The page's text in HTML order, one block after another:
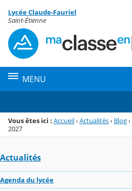
Menu de la rubrique
Contenu
Lycée Claude-Fauriel
Saint-Étienne
MENU
Vous êtes ici : Accueil›Actualités› Blog›
2027
Actualités
Agenda du lycée